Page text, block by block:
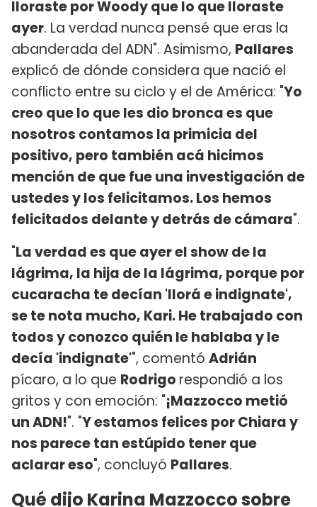
lloraste por Woody que lo que lloraste
ayer. La verdad nunca pensé que eras la
abanderada del ADN". Asimismo, Pallares
explicó de dónde considera que nació el
conflicto entre su ciclo y el de América: "Yo
creo que lo que les dio bronca es que
nosotros contamos la primicia del
positivo, pero también acá hicimos
mención de que fue una investigación de
ustedes y los felicitamos. Los hemos
felicitados delante y detrás de cámara".
"La verdad es que ayer el show de la
lágrima, la hija de la lágrima, porque por
cucaracha te decían 'llorá e indignate',
se te nota mucho, Kari. He trabajado con
todos y conozco quién le hablaba y le
decía 'indignate'", comentó Adrián
pícaro, a lo que Rodrigo respondió a los
gritos y con emoción: "¡Mazzocco metió
un ADN!". "Y estamos felices por Chiara y
nos parece tan estúpido tener que
aclarar eso", concluyó Pallares.
Qué dijo Karina Mazzocco sobre